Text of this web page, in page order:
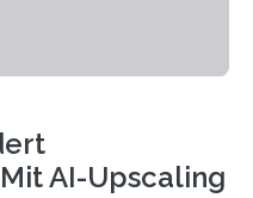
AI-Upscaling